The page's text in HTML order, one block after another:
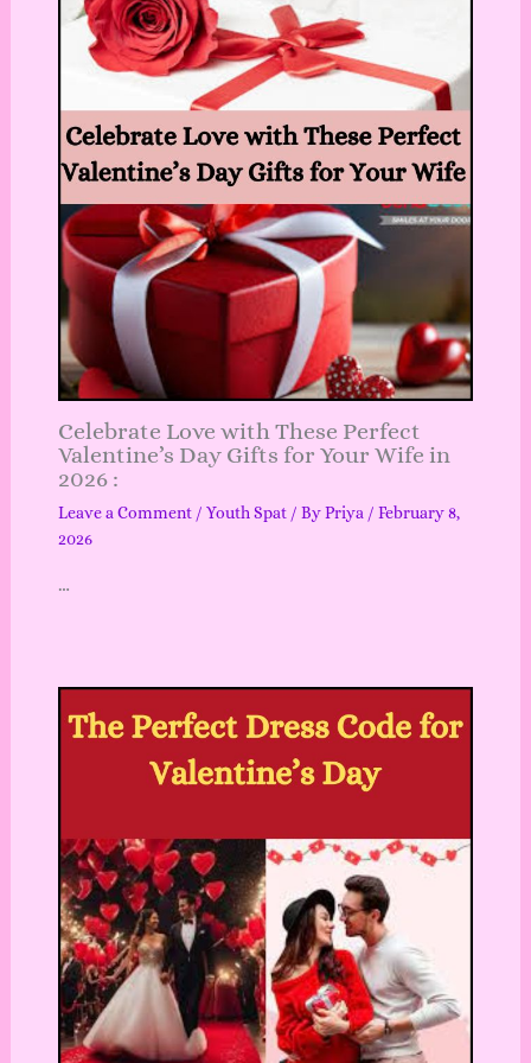
Celebrate Love with These Perfect
Valentine’s Day Gifts for Your Wife in
2026 :
Leave a Comment / Youth Spat/ ByPriya / February 8,
2026
…